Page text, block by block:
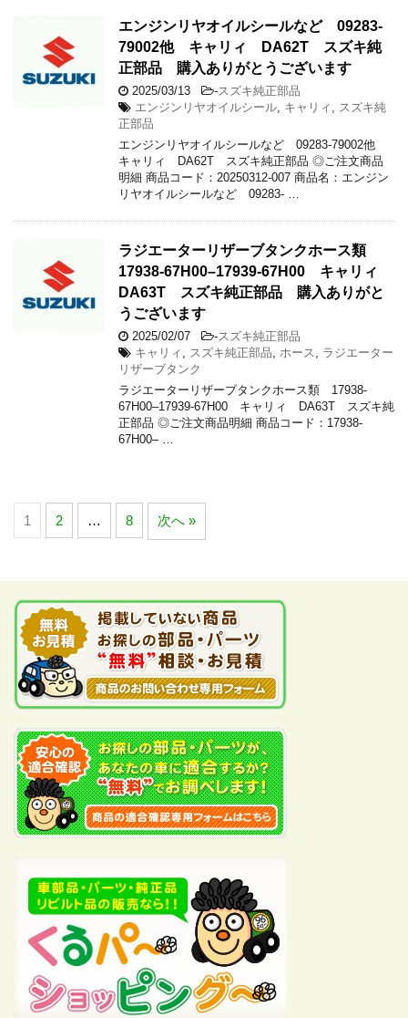
エンジンリヤオイルシールなど 09283-
79002他 キャリィ DA62T スズキ純
正部品 購入ありがとうございます
2025/03/13 -スズキ純正部品
エンジンリヤオイルシール キャリィ
スズキ純
正部品
エンジンリヤオイルシールなど 09283-79002他
キャリィ DA62T スズキ純正部品 ◎ご注文商品
明細 商品コード：20250312-007 商品名：エンジン
リヤオイルシールなど 09283- …
ラジエーターリザーブタンクホース類
17938-67H00–17939-67H00 キャリィ
DA63T スズキ純正部品 購入ありがと
うございます
2025/02/07 -スズキ純正部品
キャリィ
スズキ純正部品 ホース
ラジエーター
リザーブタンク
ラジエーターリザーブタンクホース類 17938-
67H00–17939-67H00 キャリィ DA63T スズキ純
正部品 ◎ご注文商品明細 商品コード：17938-
67H00– …
1 2 … 8 次へ »